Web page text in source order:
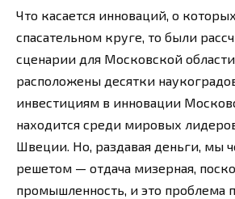
Что касается инноваций, о
спасательном круге, то были
сценарии для Московской
расположены десятки
инвестициям в инновации
находится среди мировых
Швеции. Но, раздавая деньги, мы
решетом — отдача мизерная,
промышленность, и это проблема